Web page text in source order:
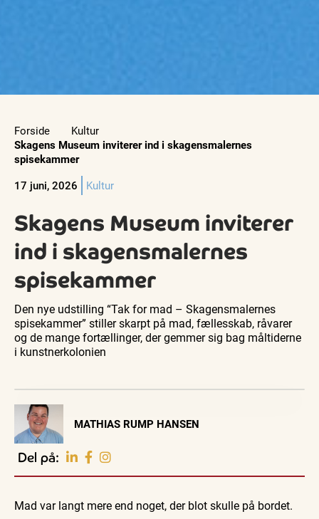
Forside
Kultur
Skagens Museum inviterer ind i skagensmalernes
spisekammer
17 juni, 2026
Kultur
Skagens Museum inviterer
ind i skagensmalernes
spisekammer
Den nye udstilling “Tak for mad – Skagensmalernes
spisekammer” stiller skarpt på mad, fællesskab, råvarer
og de mange fortællinger, der gemmer sig bag måltiderne
i kunstnerkolonien
Visit Vendsyssel
EVENTKALENDER
Oplev events i
Vendsyssel
natur og lokale events.
Guidede ture
Skagen
med
Guidede ture
Skagen
med
Familie
Skagen
fra
MATHIAS RUMP HANSEN
Del på:
Mad var langt mere end noget, der blot skulle på bordet.